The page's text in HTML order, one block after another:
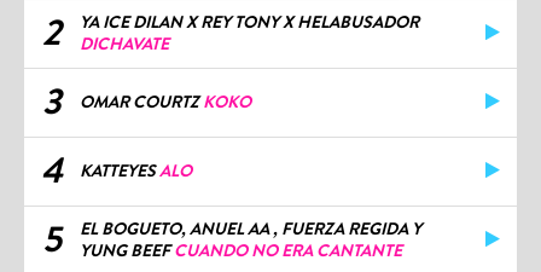
2
YA ICE DILAN X REY TONY X HELABUSADOR
DICHAVATE
3 OMAR COURTZKOKO
4 KATTEYESALO
5
EL BOGUETO, ANUEL AA , FUERZA REGIDA Y
YUNG BEEFCUANDO NO ERA CANTANTE